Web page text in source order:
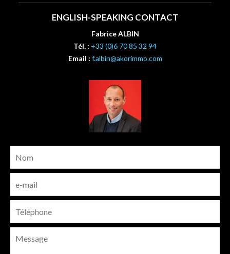
ENGLISH-SPEAKING CONTACT
Fabrice ALBIN
Tél. : +33 (0)6 70 85 32 94
Email : f.albin@akorimmo.com